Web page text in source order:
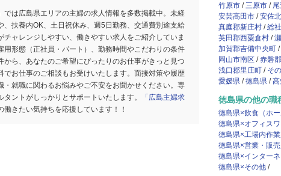
では広島県エリアの主婦の求人情報を多数掲載中。未経
、扶養内OK、土日祝休み、週5日勤務、交通費別途支給
チャレンジしやすい、働きやすい求人をご紹介していま
用形態（正社員・パート）、勤務時間やこだわりの条件
から、あなたのご希望にぴったりのお仕事がきっと見つ
でお仕事のご相談もお受けいたします。面接対策や履歴
・就職に関わるお悩みやご不安をお聞かせください。専
ントがしっかりとサポートいたします。
「広島主婦求
働きたい気持ちを応援しています！！
竹原市
三原市
安芸高田市
安佐
真庭郡新庄村
総
英田郡西粟倉村
加賀郡吉備中央町
岡山市南区
赤磐
浅口郡里庄町
そ
愛媛県
徳島県
徳島県の他の職
徳島県×飲食（ホ
徳島県×オフィス
徳島県×工場内作
徳島県×営業・販
徳島県×インター
徳島県×その他